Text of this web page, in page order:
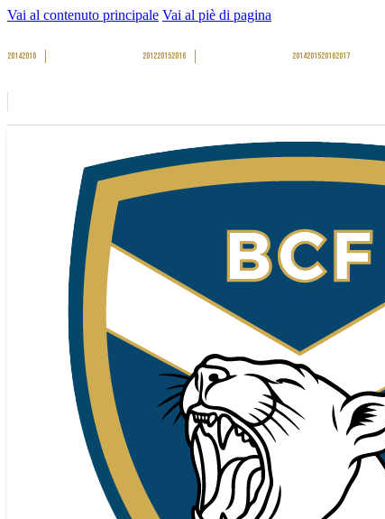
Vai al contenuto principale Vai al piè di pagina
20142016 201220152016 2014201520162017